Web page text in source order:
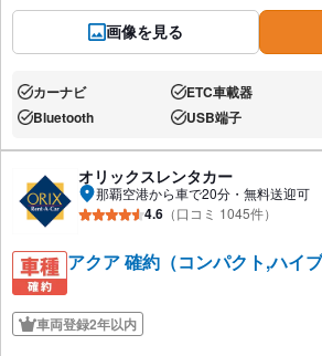
画像を見る
あり:カーナビ あり:ETC車載器
あり:Bluetooth あり:USB端子
オリックスレンタカー
那覇空港から車で20分・無料送迎可
4.6 （口コミ 1045件）
アクア 確約（コンパクト,ハイブ
車両登録2年以内